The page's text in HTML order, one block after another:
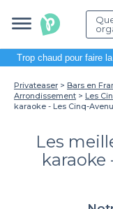
Trop chaud pour faire
Privateaser Bars en
Arrondissement
Les
karaoke - Les Cinq-
Les
karaoke